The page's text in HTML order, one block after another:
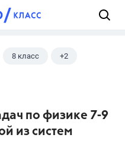
8 класс +2
по физике 7-9
из систем